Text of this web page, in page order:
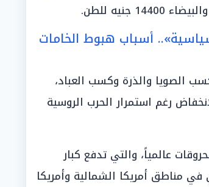
أسباب هبوط الخامات
الصويا والذرة وكسب العباد،
رغم استمرار الحرب الروسية
عالمياً، والتي تدفع كبار
مناطق أمريكا الشمالية وأمريكا